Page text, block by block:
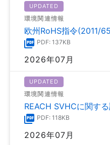
UPDATED
環境関連情報
欧州RoHS指令(2011/
PDF: 137KB
2026年07月
UPDATED
環境関連情報
REACH SVHCに関す
PDF: 118KB
2026年07月